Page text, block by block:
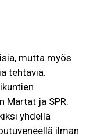
mutta myös
tehtäviä.
Martat ja SPR.
yhdellä
ilman